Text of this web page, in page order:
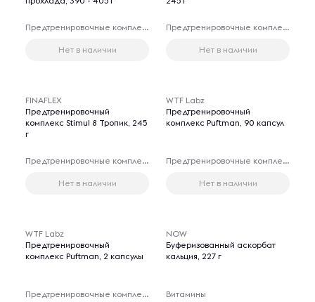
Предтренировочные комплексы
Нет в наличии
Предтренировочные комплексы
Нет в наличии
FINAFLEX
Предтренировочный
комплекс Stimul 8 Тропик, 245
г
Предтренировочные комплексы
Нет в наличии
WTF Labz
Предтренировочный
комплекс Puftman, 90 капсул
Предтренировочные комплексы
Нет в наличии
WTF Labz
Предтренировочный
комплекс Puftman, 2 капсулы
Предтренировочные комплексы
NOW
Буферизованный аскорбат
кальция, 227 г
Витамины